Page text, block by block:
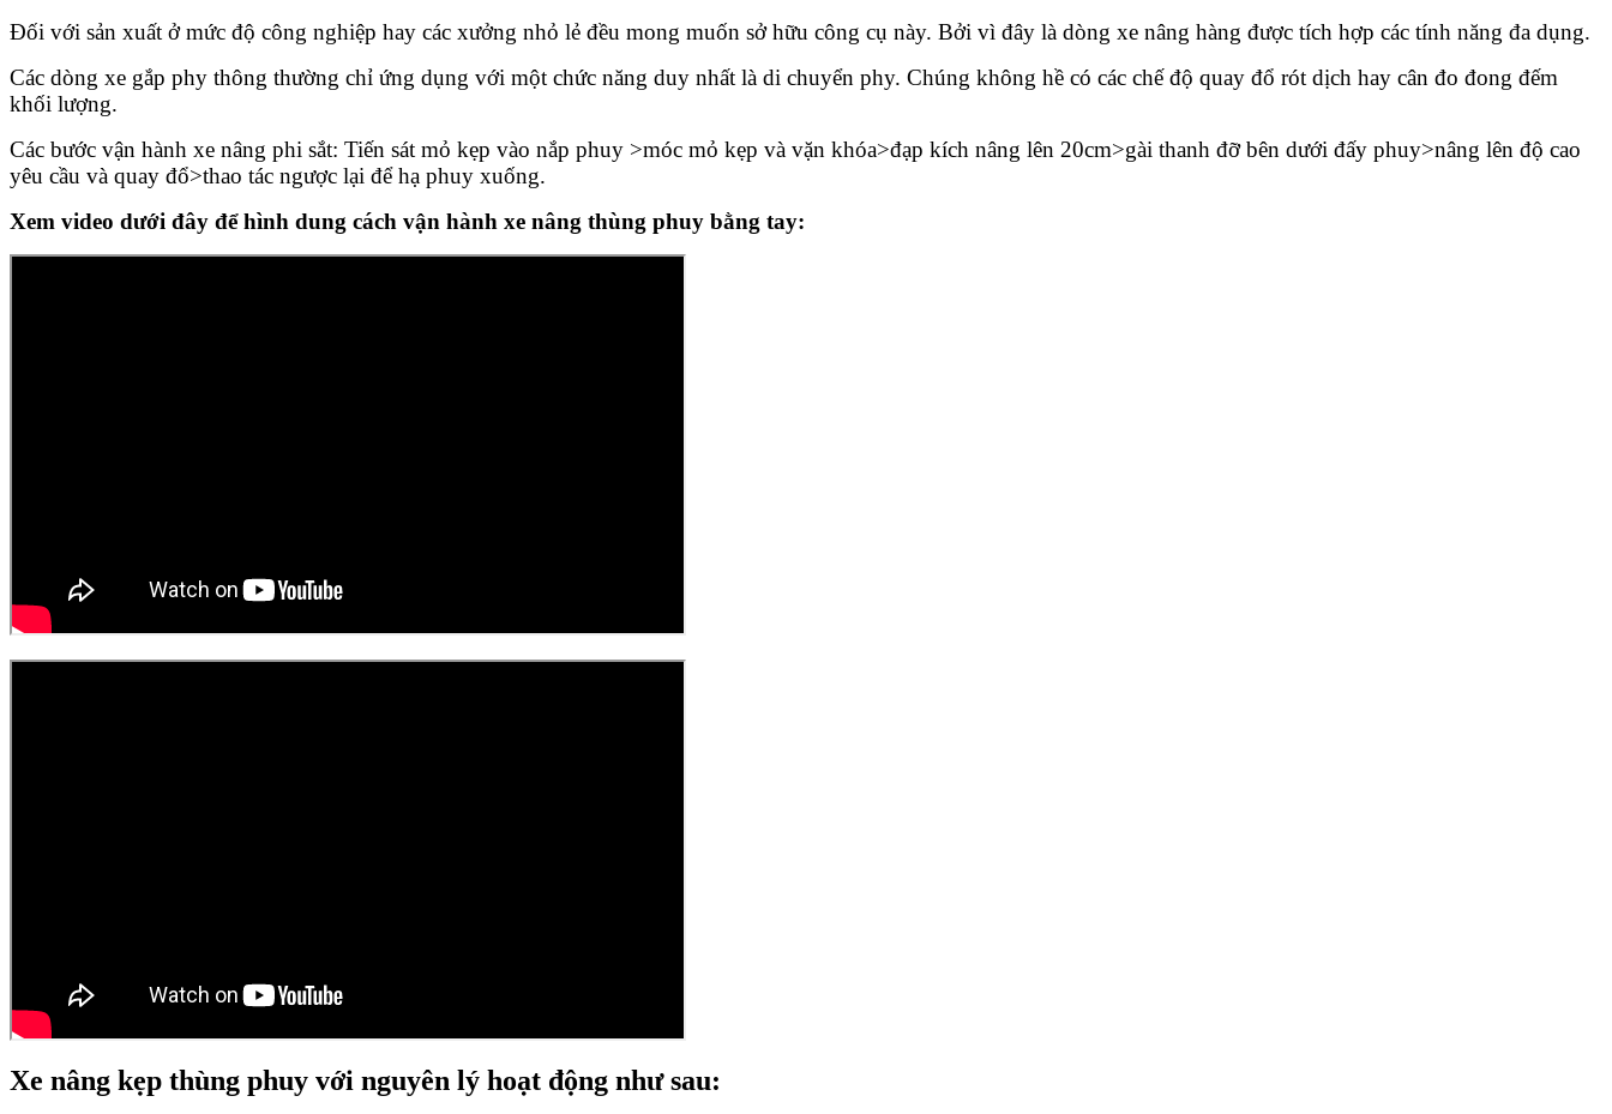
Đối với sản xuất ở mức độ công nghiệp hay các xưởng nhỏ lẻ đều mong muốn sở hữu công cụ này. Bởi vì đây là dòng xe nâng hàng được tích hợp các tính năng đa dụng.
Các dòng xe gắp phy thông thường chỉ ứng dụng với một chức năng duy nhất là di chuyển phy. Chúng không hề có các chế độ quay đổ rót dịch hay cân đo đong đếm
khối lượng.
Các bước vận hành xe nâng phi sắt: Tiến sát mỏ kẹp vào nắp phuy >móc mỏ kẹp và vặn khóa>đạp kích nâng lên 20cm>gài thanh đỡ bên dưới đấy phuy>nâng lên độ cao
yêu cầu và quay đổ>thao tác ngược lại để hạ phuy xuống.
Xem video dưới đây để hình dung cách vận hành xe nâng thùng phuy bằng tay:
Xe nâng kẹp thùng phuy với nguyên lý hoạt động như sau: